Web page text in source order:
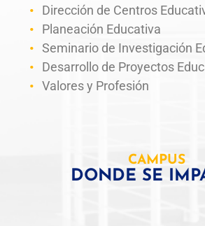
Dirección de Centros
Planeación Educativa
Seminario de Investigación
Desarrollo de Proyectos
Valores y Profesión
CAMPUS
DONDE SE